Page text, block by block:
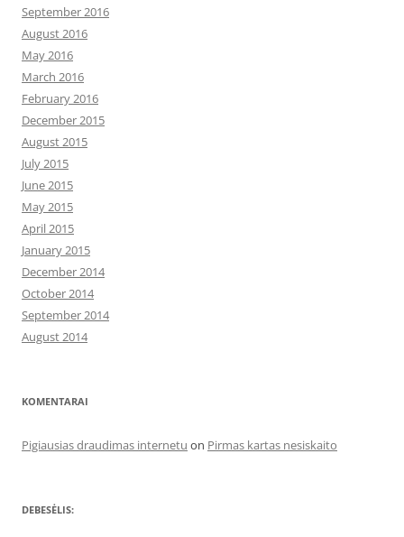
September 2016
August 2016
May 2016
March 2016
February 2016
December 2015
August 2015
July 2015
June 2015
May 2015
April 2015
January 2015
December 2014
October 2014
September 2014
August 2014
KOMENTARAI
Pigiausias draudimas internetu on Pirmas kartas nesiskaito
DEBESĖLIS: